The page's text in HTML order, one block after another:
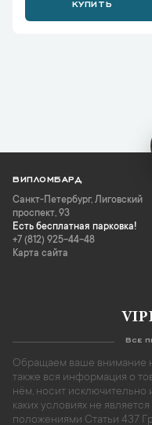
КУПИТЬ
ВИПЛОМБАРД
Санкт-Петербург, Лиговский
проспект, 93
Есть бесплатная парковка!
+7 (812) 925-44-48
Карта сайта
Все
Обращаем ваше внимание
также вся информация о
нём, носит
каких условиях не
положениями Статьи 437